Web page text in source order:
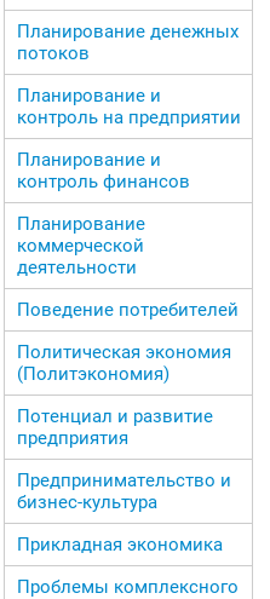
Планирование денежных
потоков
Планирование и
контроль на предприятии
Планирование и
контроль финансов
Планирование
коммерческой
деятельности
Поведение потребителей
Политическая экономия
(Политэкономия)
Потенциал и развитие
предприятия
Предпринимательство и
бизнес-культура
Прикладная экономика
Проблемы комплексного